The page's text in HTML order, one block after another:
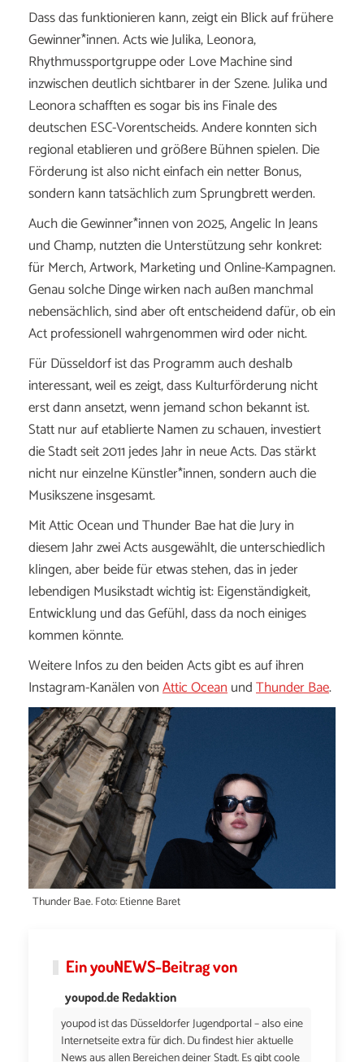
Dassdasfunktionieren kann,zeigtein Blickauffrühere
Gewinner*innen.ActswieJulika,Leonora,
RhythmussportgruppeoderLoveMachinesind
inzwischendeutlichsichtbarerinderSzene.Julikaund
LeonoraschafftenessogarbisinsFinaledes
deutschen ESC-Vorentscheids.Anderekonntensich
regionaletablieren undgrößereBühnenspielen.Die
Förderung istalsonichteinfachein netterBonus,
sondern kanntatsächlichzumSprungbrettwerden.
AuchdieGewinner*innenvon2025,Angelic InJeans
undChamp,nutztendieUnterstützungsehrkonkret:
fürMerch,Artwork,Marketing undOnline-Kampagnen.
GenausolcheDingewirken nachaußen manchmal
nebensächlich,sind aberoftentscheidenddafür,obein
Actprofessionellwahrgenommenwirdodernicht.
FürDüsseldorfistdasProgramm auchdeshalb
interessant,weileszeigt,dassKulturförderung nicht
erstdann ansetzt,wennjemandschon bekanntist.
StattnuraufetablierteNamenzuschauen,investiert
dieStadtseit2011jedesJahrin neueActs.Dasstärkt
nichtnureinzelneKünstler*innen,sondern auchdie
Musikszeneinsgesamt.
MitAtticOcean undThunderBaehatdieJuryin
diesemJahrzweiActsausgewählt,dieunterschiedlich
klingen,aberbeidefüretwasstehen,dasinjeder
lebendigen Musikstadtwichtig ist:Eigenständigkeit,
Entwicklung unddasGefühl,dassdanocheiniges
kommen könnte.
WeitereInfoszuden beidenActsgibtesaufihren
Instagram-KanälenvonAtticOceanundThunderBae.
Thunder Bae. Foto: Etienne Baret
EinyouNEWS-Beitrag von
youpod.de Redaktion
youpod ist das Düsseldorfer Jugendportal – also eine
Internetseite extra für dich. Du findest hier aktuelle